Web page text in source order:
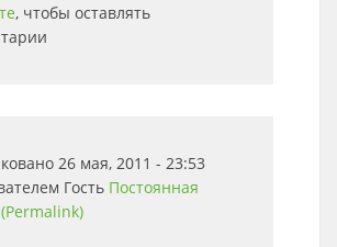
, чтобы оставлять
26 мая, 2011 - 23:53
Гость Постоянная